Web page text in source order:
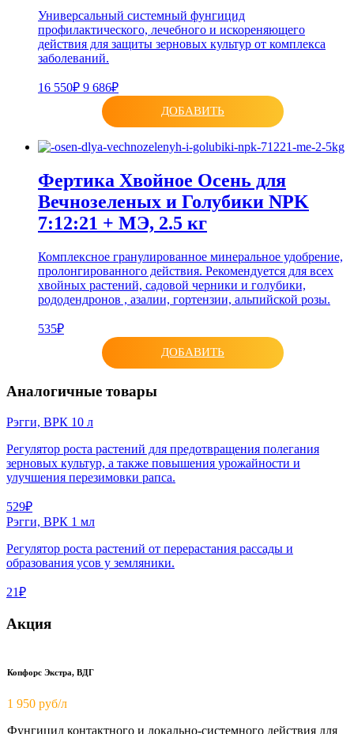
Универсальный системный фунгицид
профилактического, лечебного и искореняющего
действия для защиты зерновых культур от комплекса
заболеваний.
16 550₽ 9 686₽
ДОБАВИТЬ
Фертика Хвойное Осень для
Вечнозеленых и Голубики NPK
7:12:21 + МЭ, 2.5 кг
Комплексное гранулированное минеральное удобрение,
пролонгированного действия. Рекомендуется для всех
хвойных растений, садовой черники и голубики,
рододендронов , азалии, гортензии, альпийской розы.
535₽
ДОБАВИТЬ
Аналогичные товары
Рэгги, ВРК 10 л
Регулятор роста растений для предотвращения полегания
зерновых культур, а также повышения урожайности и
улучшения перезимовки рапса.
529₽
Рэгги, ВРК 1 мл
Регулятор роста растений от перерастания рассады и
образования усов у земляники.
21₽
Акция
Копфорс Экстра, ВДГ
1 950 руб/л
Фунгицид контактного и локально-системного действия для